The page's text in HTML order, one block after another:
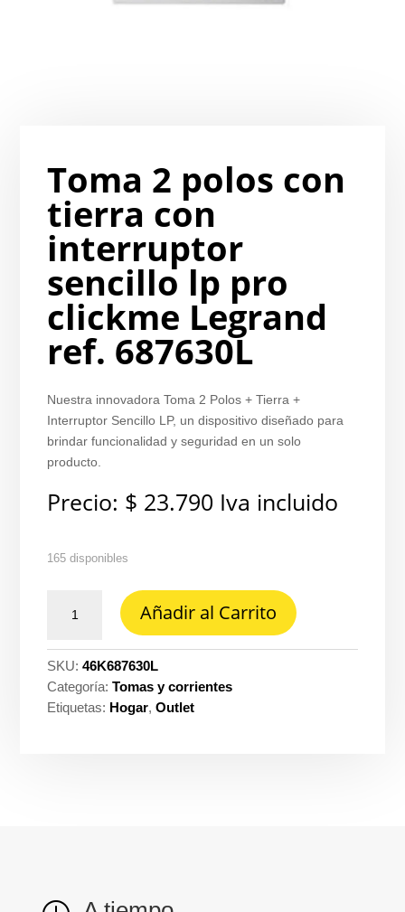
Toma 2 polos con
tierra con
interruptor
sencillo lp pro
clickme Legrand
ref. 687630L
Nuestra innovadora Toma 2 Polos + Tierra +
Interruptor Sencillo LP, un dispositivo diseñado para
brindar funcionalidad y seguridad en un solo
producto.
Precio: $ 23.790 Iva incluido
165 disponibles
con
tierra
con
Añadir al Carrito
SKU:46K687630L
Categoría:Tomas y corrientes
Etiquetas: Hogar,Outlet